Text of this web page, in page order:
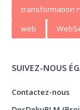
transformation
web
SUIVEZ-NOUS
Contactez-nous